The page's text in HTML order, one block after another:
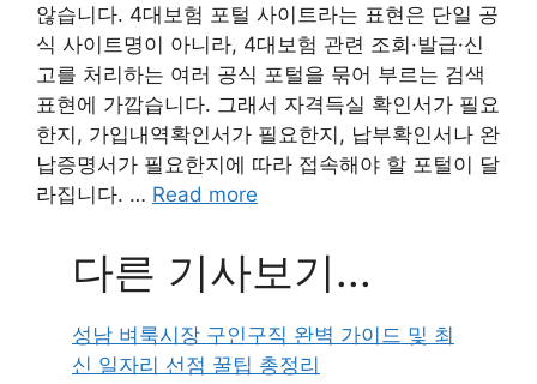
않습니다. 4대보험 포털 사이트라는 표현은 단일 공
식 사이트명이 아니라, 4대보험 관련 조회·발급·신
고를 처리하는 여러 공식 포털을 묶어 부르는 검색
표현에 가깝습니다. 그래서 자격득실 확인서가 필요
한지, 가입내역확인서가 필요한지, 납부확인서나 완
납증명서가 필요한지에 따라 접속해야 할 포털이 달
라집니다. … Read more
다른 기사보기...
성남 벼룩시장 구인구직 완벽 가이드 및 최
신 일자리 선점 꿀팁 총정리